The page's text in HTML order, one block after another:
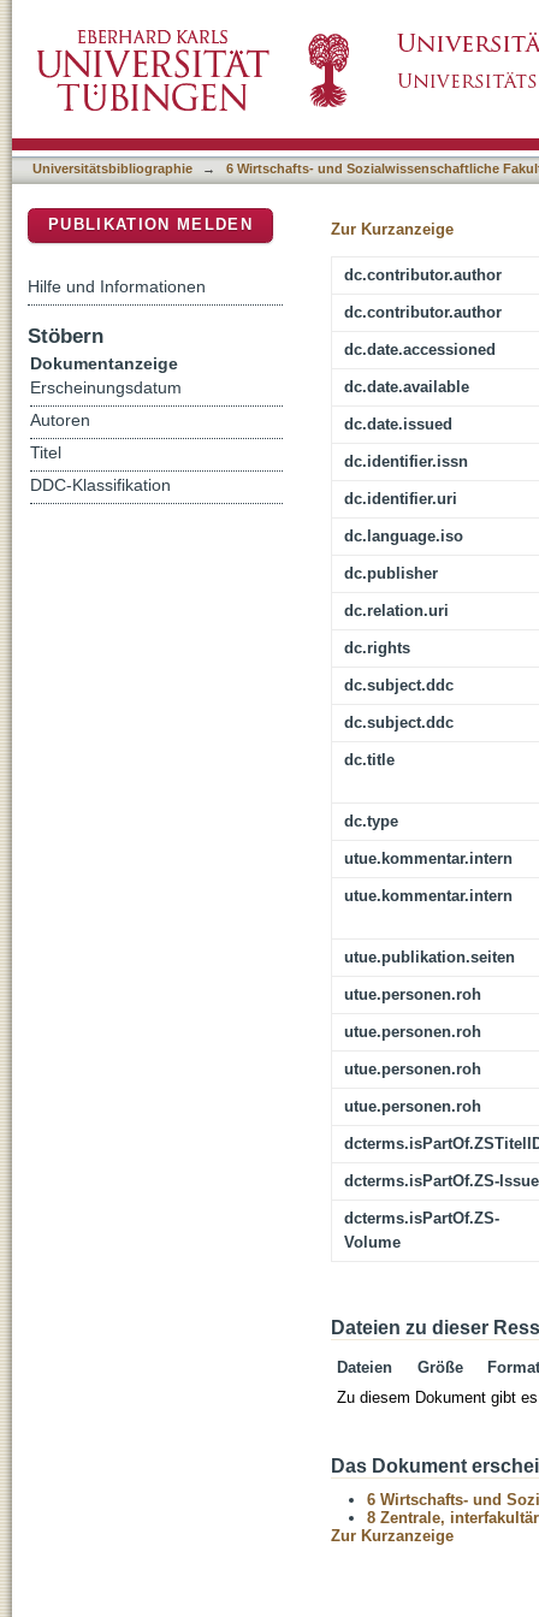
Universitätsbibliographie → 6 Wirtschafts- und Sozialwissenschaftliche
Zur Kurzanzeige
dc.contributor.author
dc.contributor.author
dc.date.accessioned
dc.date.available
dc.date.issued
dc.identifier.issn
dc.identifier.uri
dc.language.iso
dc.publisher
dc.relation.uri
dc.rights
dc.subject.ddc
dc.subject.ddc
dc.title
dc.type
utue.kommentar.intern
utue.kommentar.intern
utue.publikation.seiten
utue.personen.roh
utue.personen.roh
utue.personen.roh
utue.personen.roh
dcterms.isPartOf.ZS-Issue
dcterms.isPartOf.ZS-
Volume
Dateien zu dieser
Dateien Größe
Format
Zu diesem Dokument gibt
Das Dokument
6 Wirtschafts- und
8 Zentrale,
Zur Kurzanzeige
PUBLIKATION MELDEN
Hilfe und Informationen
Stöbern
Dokumentanzeige
Erscheinungsdatum
Autoren
Titel
DDC-Klassifikation